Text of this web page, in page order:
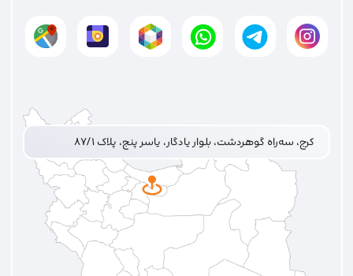
کرج، سه‌راه گوهردشت، بلوار یادگار، یاسر پنج، پلاک ۸۷/۱